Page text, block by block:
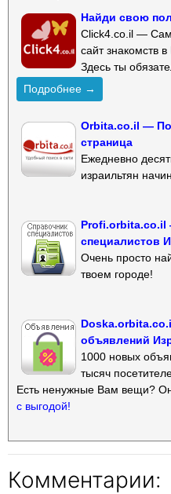
Найди свою
Click4.co.il —
сайт знакомств
Здесь ты
Подробнее →
Orbita.co.il —
страница
Ежедневно
израильтян
Profi.orbita.co.il
специалистов
Очень просто
твоем городе!
объявлений
1000 новых
тысяч
Есть ненужные Вам вещи?
с выгодой!
Комментарии: